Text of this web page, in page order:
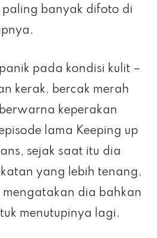
banyak difoto di
pada kondisi kulit –
kerak, bercak merah
keperakan
lama Keeping up
sejak saat itu dia
yang lebih tenang,
dia bahkan
menutupinya lagi.